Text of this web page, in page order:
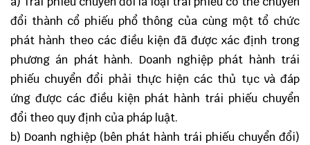
đổi thành cổ phiếu phổ thông của cùng một tổ chức
phát hành theo các điều kiện đã được xác định trong
phương án phát hành. Doanh nghiệp phát hành trái
phiếu chuyển đổi phải thực hiện các thủ tục và đáp
ứng được các điều kiện phát hành trái phiếu chuyển
đổi theo quy định của pháp luật.
b) Doanh nghiệp (bên phát hành trái phiếu chuyển đổi)